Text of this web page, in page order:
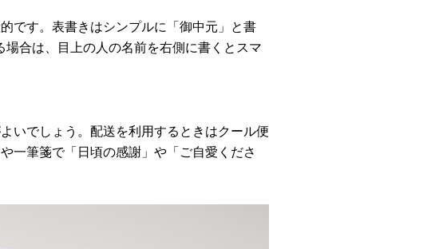
です。表書きはシンプルに「御中元」と書
合は、目上の人の名前を右側に書くとスマ
いでしょう。配送を利用するときはクール便
一筆箋で「日頃の感謝」や「ご自愛くださ